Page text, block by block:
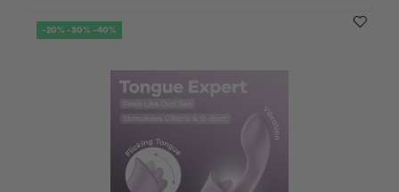
-20% -30% -40%